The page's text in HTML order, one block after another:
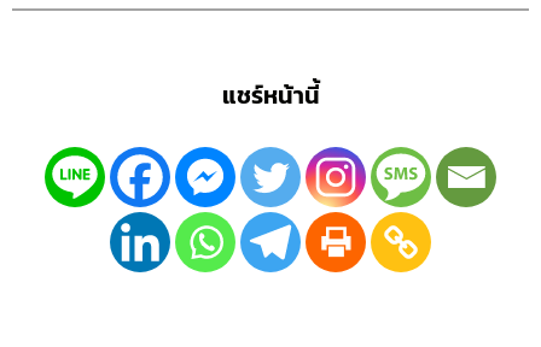
แชร์หน้านี้